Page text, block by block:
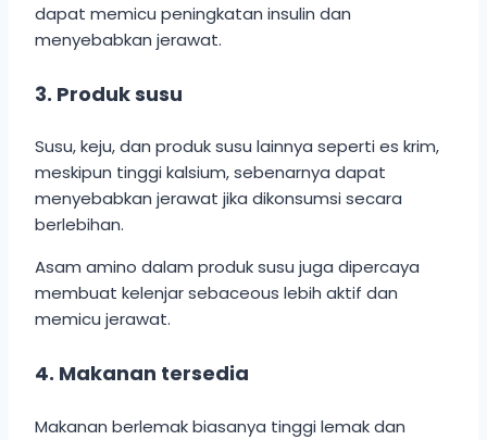
dapat memicu peningkatan insulin dan
menyebabkan jerawat.
3. Produk susu
Susu, keju, dan produk susu lainnya seperti es krim,
meskipun tinggi kalsium, sebenarnya dapat
menyebabkan jerawat jika dikonsumsi secara
berlebihan.
Asam amino dalam produk susu juga dipercaya
membuat kelenjar sebaceous lebih aktif dan
memicu jerawat.
4. Makanan tersedia
Makanan berlemak biasanya tinggi lemak dan